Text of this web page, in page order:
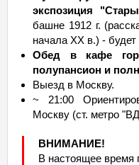
экспозиция
башне 1912 г.
начала XX в.) -
Обед в кафе
полупансион и
Выезд в Москву.
~ 21:00
Москву (ст. метро
ВНИМАНИЕ!
В настоящее время